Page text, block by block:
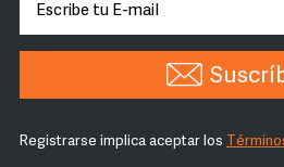
Registrarse implica aceptar los